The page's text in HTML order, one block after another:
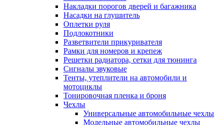
Накладки порогов дверей и багажника
Насадки на глушитель
Оплетки руля
Подлокотники
Разветвители прикуривателя
Рамки для номеров и крепеж
Решетки радиатора, сетки для тюнинга
Сигналы звуковые
Тенты, утеплители на автомобили и
мотоциклы
Тонировочная пленка и броня
Чехлы
Универсальные автомобильные чехлы
Модельные автомобильные чехлы